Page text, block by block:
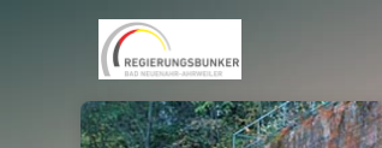
Skip header